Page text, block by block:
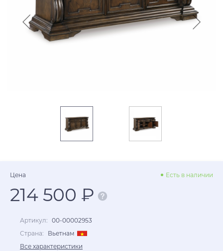
Цена Есть в наличии
214 500 ₽
Артикул: 00-00002953
Страна:
Вьетнам
Все характеристики